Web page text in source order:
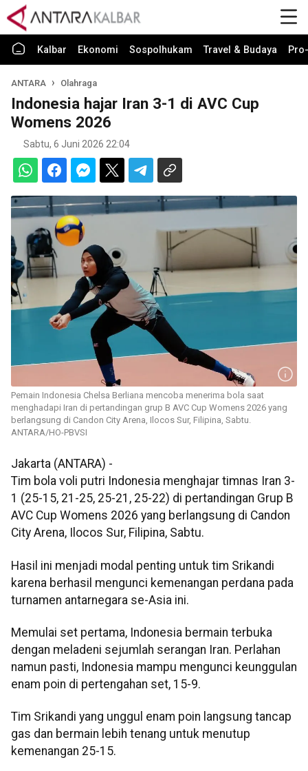
Kalbar Ekonomi Sospolhukam Travel & Budaya
ANTARA Olahraga
Indonesia hajar Iran 3-1 di AVC Cup
Womens 2026
Sabtu, 6 Juni 2026 22:04
Pemain Indonesia Chelsa Berliana mencoba menerima bola saat
menghadapi Iran di pertandingan grup B AVC Cup Womens 2026 yang
berlangsung di Candon City Arena, Ilocos Sur, Filipina, Sabtu.
ANTARA/HO-PBVSI
Jakarta (ANTARA) -
Tim bola voli putri Indonesia menghajar timnas Iran 3-
1 (25-15, 21-25, 25-21, 25-22) di pertandingan Grup B
AVC Cup Womens 2026 yang berlangsung di Candon
City Arena, Ilocos Sur, Filipina, Sabtu.
Hasil ini menjadi modal penting untuk tim Srikandi
karena berhasil mengunci kemenangan perdana pada
turnamen antarnegara se-Asia ini.
Memulai set pertama, Indonesia bermain terbuka
dengan meladeni sejumlah serangan Iran. Perlahan
namun pasti, Indonesia mampu mengunci keunggulan
enam poin di pertengahan set, 15-9.
Tim Srikandi yang unggul enam poin langsung tancap
gas dan bermain lebih tenang untuk menutup
kemenangan 25-15.